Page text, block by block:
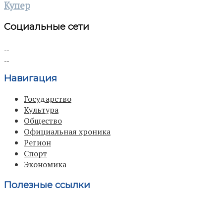
Купер
Социальные сети
Навигация
Государство
Культура
Общество
Официальная хроника
Регион
Спорт
Экономика
Полезные ссылки